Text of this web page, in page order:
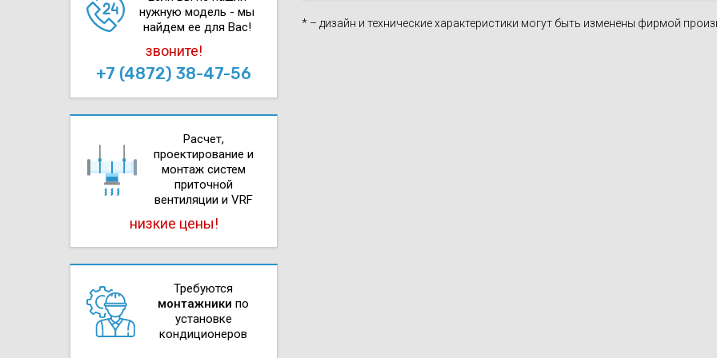
нужную модель - мы
найдем ее для Вас!
звоните!
+7 (4872) 38-47-56
Расчет,
проектирова­ние и
монтаж систем
приточной
вентиляции и VRF
низкие цены!
Требуются
монтажники по
установке
кондиционеров
* – дизайн и технические характеристики могут быть изменены фирмой